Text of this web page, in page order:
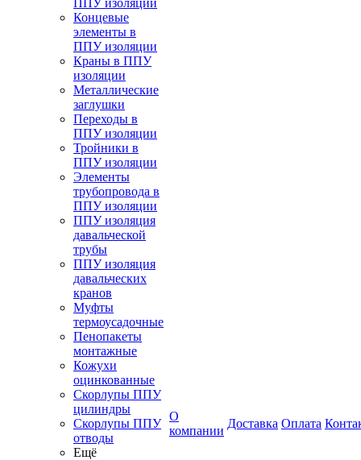
ППУ изоляции
Концевые
элементы в
ППУ изоляции
Краны в ППУ
изоляции
Металлические
заглушки
Переходы в
ППУ изоляции
Тройники в
ППУ изоляции
Элементы
трубопровода в
ППУ изоляции
ППУ изоляция
давальческой
трубы
ППУ изоляция
давальческих
кранов
Муфты
термоусадочные
Пенопакеты
монтажные
Кожухи
оцинкованные
Скорлупы ППУ
цилиндры
Скорлупы ППУ
отводы
Ещё
О
компании
Доставка Оплата